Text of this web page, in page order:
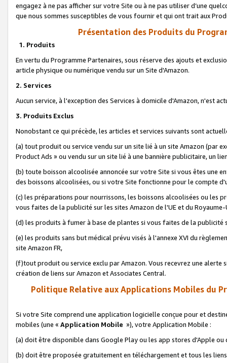
engagez à ne pas afficher sur votre Site ou à ne pas utiliser d’une
que nous sommes susceptibles de vous fournir et qui ont trait aux
Présentation des Produits du
1. Produits
En vertu du Programme Partenaires, sous réserve des ajouts et
article physique ou numérique vendu sur un Site d'Amazon.
2. Services
Aucun service, à l'exception des Services à domicile d'Amazon, n'est
3. Produits Exclus
Nonobstant ce qui précède, les articles et services suivants sont
(a) tout produit ou service vendu sur un site lié à un site Amazon (par
Product Ads » ou vendu sur un site lié à une bannière publicitaire, un
(b) toute boisson alcoolisée annoncée sur votre Site si vous êtes une
des boissons alcoolisées, ou si votre Site fonctionne pour le compte
(c) les préparations pour nourrissons, les boissons alcoolisées ou les
vous faites de la publicité sur les sites Amazon de l'UE et du Royaume-
(d) les produits à fumer à base de plantes si vous faites de la publicité
(e) les produits sans but médical prévu visés à l'annexe XVI du
site Amazon FR,
(f)tout produit ou service exclu par Amazon. Vous recevrez une alerte
création de liens sur Amazon et Associates Central.
Politique Relative aux Applications Mobiles du
Si votre Site comprend une application logicielle conçue pour et
mobiles (une « Application Mobile »), votre Application Mobile :
(a) doit être disponible dans Google Play ou les app stores d'Apple ou
(b) doit être proposée gratuitement en téléchargement et tous les